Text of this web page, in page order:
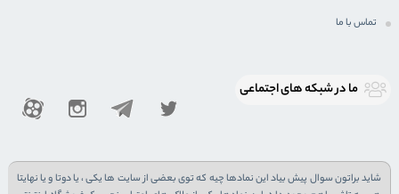
تماس با ما
ما در شبكه های اجتماعی
شاید براتون سوال پیش بیاد این نمادها چیه که توی بعضی از سایت ها یکی ، یا دوتا و یا نهایتا